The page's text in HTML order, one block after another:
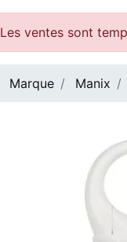
Les ventes sont
Marque Manix